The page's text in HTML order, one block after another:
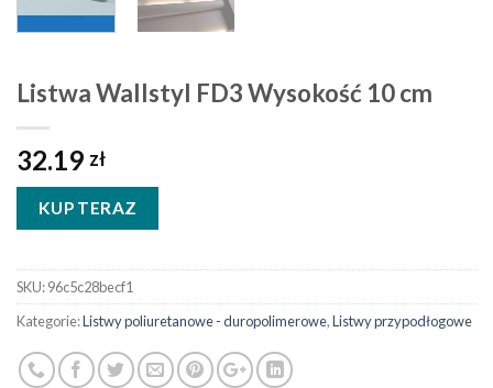
Listwa Wallstyl FD3 Wysokość 10 cm
32.19 zł
KUP TERAZ
SKU:96c5c28becf1
Kategorie:Listwy poliuretanowe - duropolimerowe,Listwy przypodłogowe